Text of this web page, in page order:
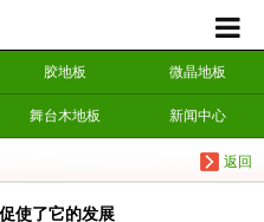
胶地板 微晶地板
舞台木地板 新闻中心
返回
使了它的发展